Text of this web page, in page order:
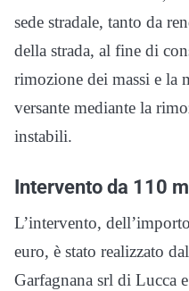
sede stradale, tanto da
della strada, al fine di
rimozione dei massi e la
versante mediante la
instabili.
Intervento da 110
L’intervento,
euro, è stato realizzato
Garfagnana srl di Lucca